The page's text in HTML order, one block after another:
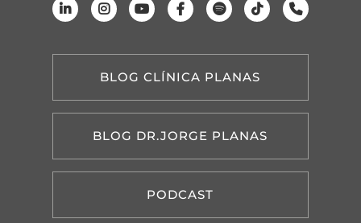
BLOG CLÍNICA PLANAS
BLOG DR.JORGE PLANAS
PODCAST